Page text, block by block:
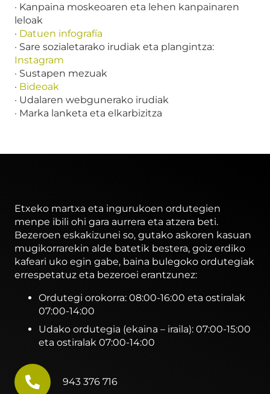
· Kanpaina moskeoaren eta lehen kanpainaren
leloak
· Datuen infografía
· Sare sozialetarako irudiak eta plangintza:
Instagram
· Sustapen mezuak
· Bideoak
· Udalaren webgunerako irudiak
· Marka lanketa eta elkarbizitza
Etxeko martxa eta ingurukoen ordutegien
menpe ibili ohi gara aurrera eta atzera beti.
Bezeroen eskakizunei so, gutako askoren kasuan
mugikorrarekin alde batetik bestera, goiz erdiko
kafeari uko egin gabe, baina bulegoko ordutegiak
errespetatuz eta bezeroei erantzunez:
Ordutegi orokorra: 08:00-16:00 eta ostiralak
07:00-14:00
Udako ordutegia (ekaina – iraila): 07:00-15:00
eta ostiralak 07:00-14:00
943 376 716